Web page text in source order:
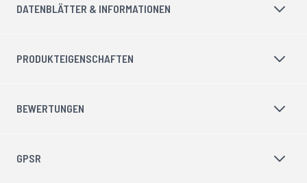
DATENBLÄTTER & INFORMATIONEN
PRODUKTEIGENSCHAFTEN
BEWERTUNGEN
GPSR